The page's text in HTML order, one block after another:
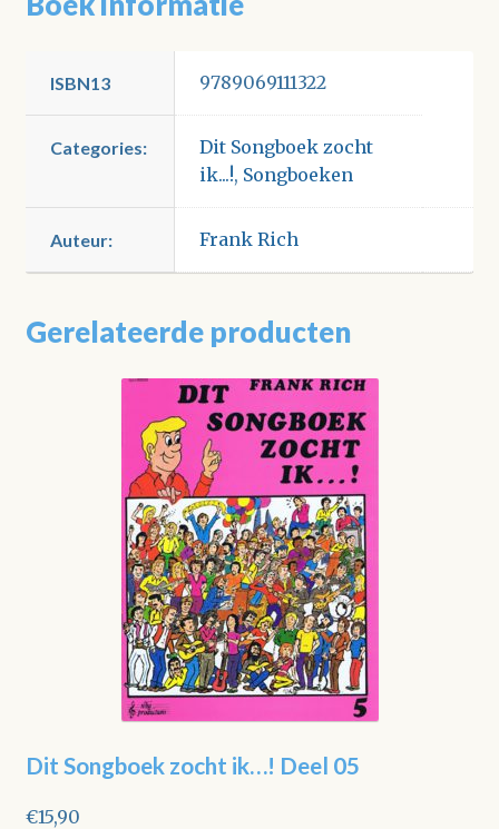
ISBN13 9789069111322
Categories:
Dit Songboek zocht
ik...!, Songboeken
Auteur: Frank Rich
Gerelateerde producten
Dit Songboek zocht ik…! Deel 05
€15,90